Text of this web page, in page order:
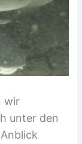
wir
unter den